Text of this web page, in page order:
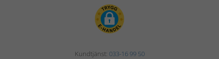
Kundtjänst: 033-16 99 50